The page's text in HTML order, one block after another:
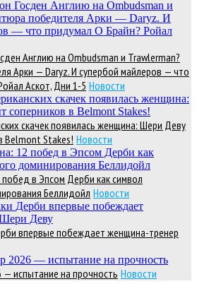
Англию на Ombudsman и Trawlerman?
Арки — Daryz. И супербой майлеров — что
Аскот, Дни 1-5 Новости
скачек появилась женщина: Шери Деву
Belmont Stakes! Новости
побед в Эпсом Дерби как символ
Беллидойл Новости
впервые побеждает женщина-тренер
— испытание на прочность Новости